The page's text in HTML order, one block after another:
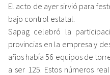
El acto de ayer sirvió para
bajo control estatal.
Sapag celebró la
provincias en la empresa y
años había 56 equipos de
a ser 125. Estos números